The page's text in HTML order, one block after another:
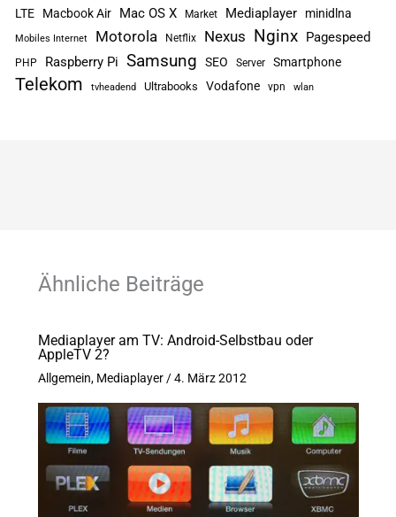
LTE Macbook Air Mac OS X Market Mediaplayer minidlna
Mobiles Internet Motorola Netflix Nexus Nginx Pagespeed
PHP Raspberry Pi Samsung SEO Server Smartphone
Telekom tvheadend Ultrabooks Vodafone vpn wlan
Ähnliche Beiträge
Mediaplayer am TV: Android-Selbstbau oder
AppleTV 2?
Allgemein, Mediaplayer/4. März 2012